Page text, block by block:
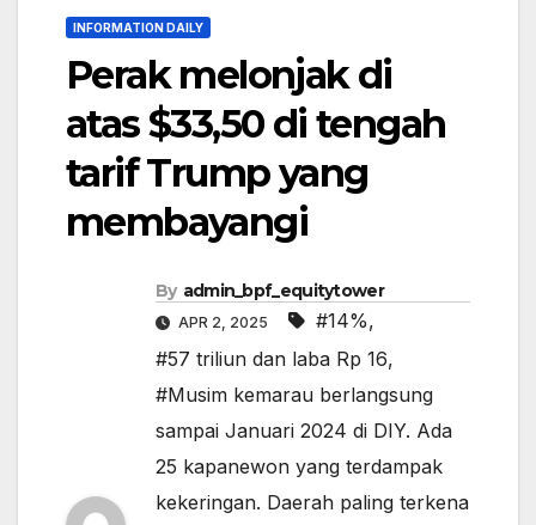
INFORMATION DAILY
Perak melonjak di
atas $33,50 di tengah
tarif Trump yang
membayangi
By admin_bpf_equitytower
APR 2, 2025 #14%,
#57 triliun dan laba Rp 16,
#Musim kemarau berlangsung
sampai Januari 2024 di DIY. Ada
25 kapanewon yang terdampak
kekeringan. Daerah paling terkena